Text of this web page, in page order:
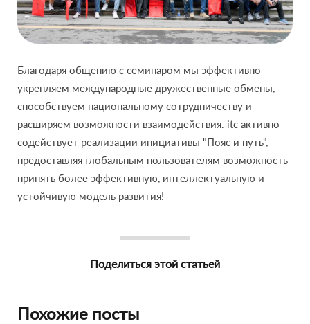
Благодаря общению с семинаром мы эффективно
укрепляем международные дружественные обмены,
способствуем национальному сотрудничеству и
расширяем возможности взаимодействия. itc активно
содействует реализации инициативы "Пояс и путь",
предоставляя глобальным пользователям возможность
принять более эффективную, интеллектуальную и
устойчивую модель развития!
Поделиться этой статьей
Похожие посты